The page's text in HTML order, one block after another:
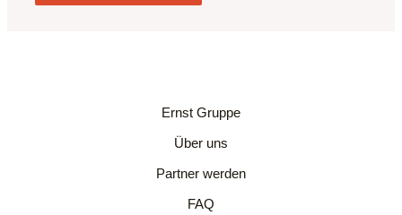
Ernst Gruppe
Über uns
Partner werden
FAQ